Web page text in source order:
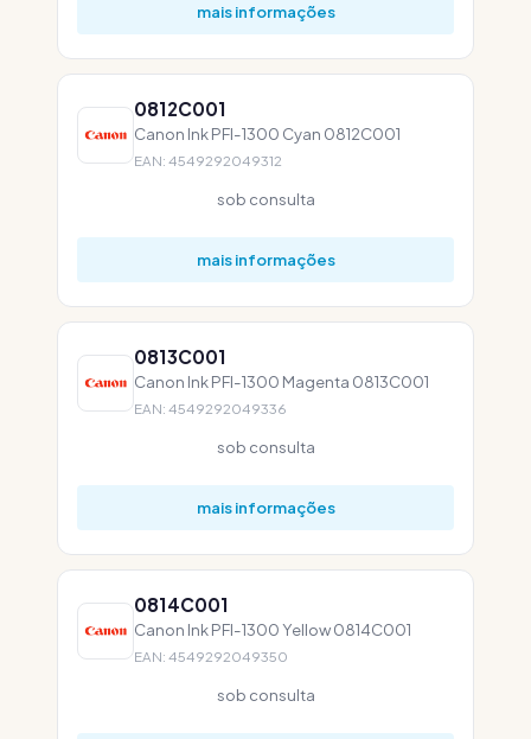
mais informações
0812C001
Canon Ink PFI-1300 Cyan 0812C001
EAN: 4549292049312
sob consulta
mais informações
0813C001
Canon Ink PFI-1300 Magenta 0813C001
EAN: 4549292049336
sob consulta
mais informações
0814C001
Canon Ink PFI-1300 Yellow 0814C001
EAN: 4549292049350
sob consulta